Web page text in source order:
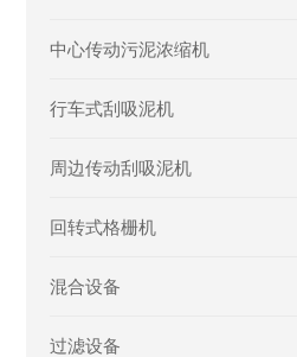
中心传动污泥浓缩机
行车式刮吸泥机
周边传动刮吸泥机
回转式格栅机
混合设备
过滤设备